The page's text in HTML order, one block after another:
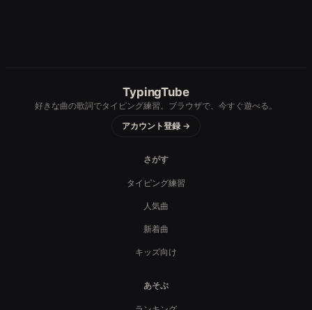
TypingTube
好きな曲の歌詞でタイピング練習。ブラウザで、今すぐ遊べる。
アカウント登録 →
さがす
タイピング練習
人気曲
新着曲
キッズ向け
あそぶ